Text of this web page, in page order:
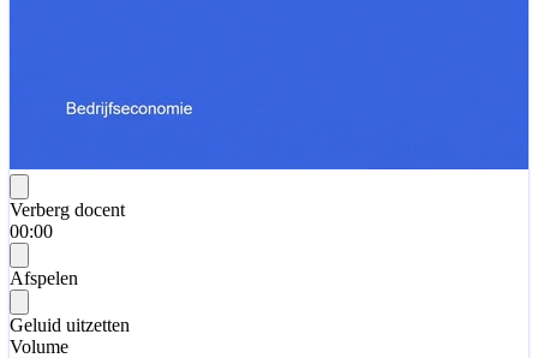
Verberg docent
00:00
Afspelen
Geluid uitzetten
Volume